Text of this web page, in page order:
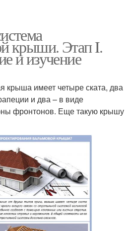
крыши. Этап I.
и изучение
крыша имеет четыре ската, два
и два – в виде
фронтонов. Еще такую крышу